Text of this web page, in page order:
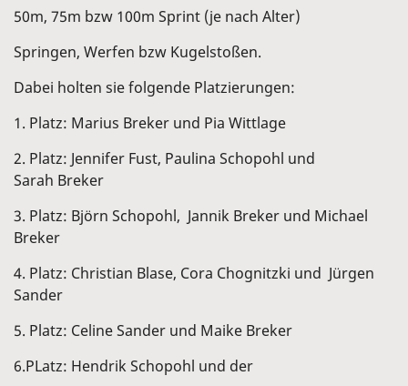
50m, 75m bzw 100m Sprint (je nach Alter)
Springen, Werfen bzw Kugelstoßen.
Dabei holten sie folgende Platzierungen:
1. Platz: Marius Breker und Pia Wittlage
2. Platz: Jennifer Fust, Paulina Schopohl und
Sarah Breker
3. Platz: Björn Schopohl, Jannik Breker und Michael
Breker
4. Platz: Christian Blase, Cora Chognitzki und Jürgen
Sander
5. Platz: Celine Sander und Maike Breker
6.PLatz: Hendrik Schopohl und der